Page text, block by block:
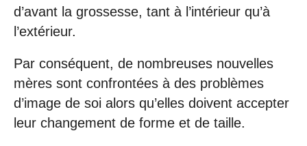
d’avant la grossesse, tant à l’intérieur qu’à
l’extérieur.
Par conséquent, de nombreuses nouvelles
mères sont confrontées à des problèmes
d’image de soi alors qu’elles doivent accepter
leur changement de forme et de taille.